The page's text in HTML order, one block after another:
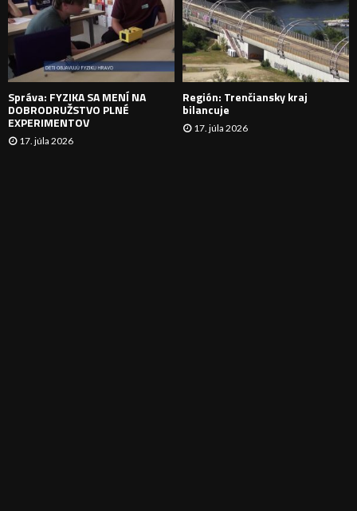
N
I
E
Správa: FYZIKA SA MENÍ NA
DOBRODRUŽSTVO PLNÉ
EXPERIMENTOV
17. júla 2026
Región: Trenčiansky kraj
bilancuje
17. júla 2026